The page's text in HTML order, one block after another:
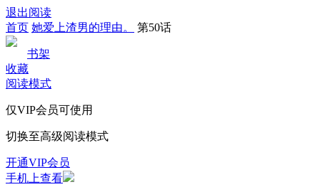
退出阅读
首页 她爱上渣男的理由。 第50话
书架
收藏
阅读模式
仅VIP会员可使用
切换至高级阅读模式
开通VIP会员
手机上查看